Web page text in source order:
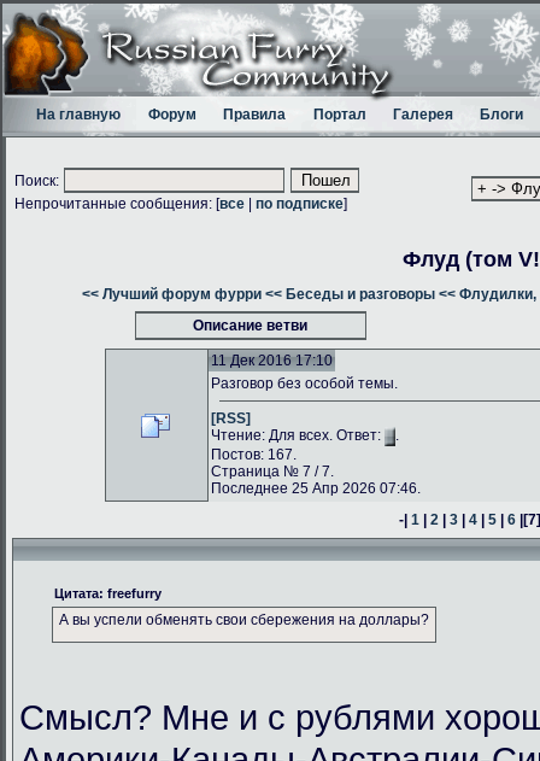
На главную Форум Правила Портал Галерея Блоги
Поиск:
Непрочитанные сообщения: [все по подписке]
Флуд (том
<< Лучший форум фурри << Беседы и разговоры << Флудилки,
Описание ветви
11 Дек 2016 17:10
Разговор без особой темы.
[RSS]
Чтение: Для всех. Ответ:
.
Постов: 167.
Страница № 7 / 7.
Последнее 25 Апр 2026 07:46.
-|1 |2 |3 |4 |5 |6 |
Цитата: freefurry
А вы успели обменять свои сбережения на доллары?
Смысл? Мне и с рублями